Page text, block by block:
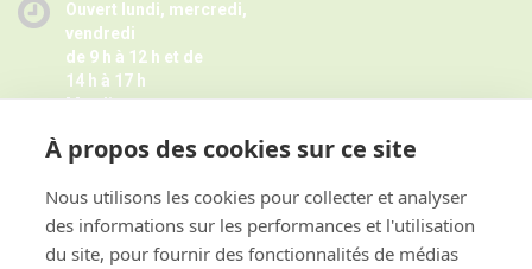
Ouvert lundi, mercredi,
vendredi
de 9 h à 12 h et de
14 h à 17 h
Mardi
Jeudi de 14 h à 17 h -Fermé pendant les petites vacances
Horaires juillet août ici
et sur rendez-vous
À propos des cookies sur ce site
Nous utilisons les cookies pour collecter et analyser
des informations sur les performances et l'utilisation
du site, pour fournir des fonctionnalités de médias